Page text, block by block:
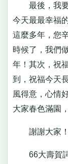
最後，我要
今天最最幸福
這麼多年，您
時候了，我們
年！其次，祝
到，祝福今天
風得意，心情
大家春色滿園
謝謝大家！
66大壽賀詞